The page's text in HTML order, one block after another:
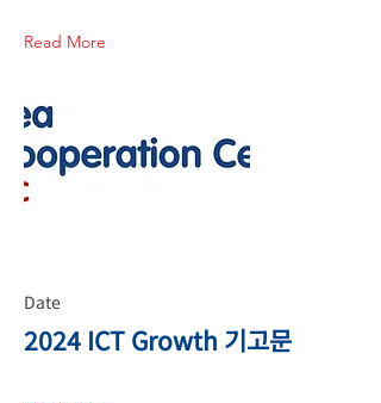
Read More
Date
2024 ICT Growth 기고문